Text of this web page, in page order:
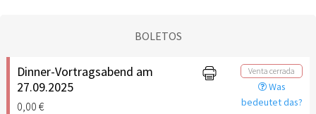
BOLETOS
Dinner-Vortragsabend am
27.09.2025
0,00 €
Venta cerrada
Was
bedeutet das?